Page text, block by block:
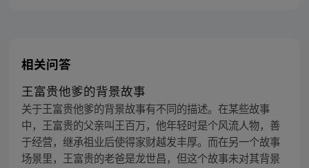
相关问答
王富贵他爹的背景故事
关于王富贵他爹的背景故事有不同的描述。在某些故事
中，王富贵的父亲叫王百万，他年轻时是个风流人物，善
于经营，继承祖业后使得家财越发丰厚。而在另一个故事
场景里，王富贵的老爸是龙世昌，但这个故事未对其背景